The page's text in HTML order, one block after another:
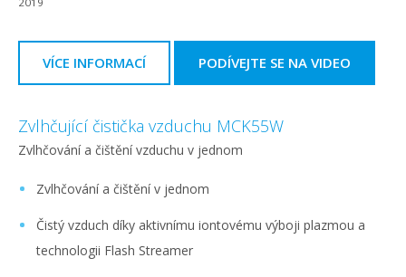
VÍCE INFORMACÍ PODÍVEJTE SE NA VIDEO
Zvlhčující čistička vzduchu MCK55W
Zvlhčování a čištění vzduchu v jednom
Zvlhčování a čištění v jednom
Čistý vzduch díky aktivnímu iontovému výboji plazmou a
technologii Flash Streamer